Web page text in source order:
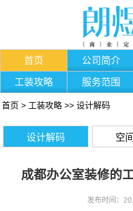
首页 公司简介
工装攻略 服务范围
首页 > 工装攻略 >> 设计解码
设计解码 空
成都办公室装修的
发布时间：